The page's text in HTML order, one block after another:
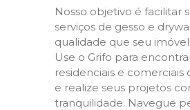
Nosso objetivo é facilitar
serviços de gesso e
qualidade que seu
Use o Grifo para
residenciais e comerciais
e realize seus projetos
tranquilidade. Navegue